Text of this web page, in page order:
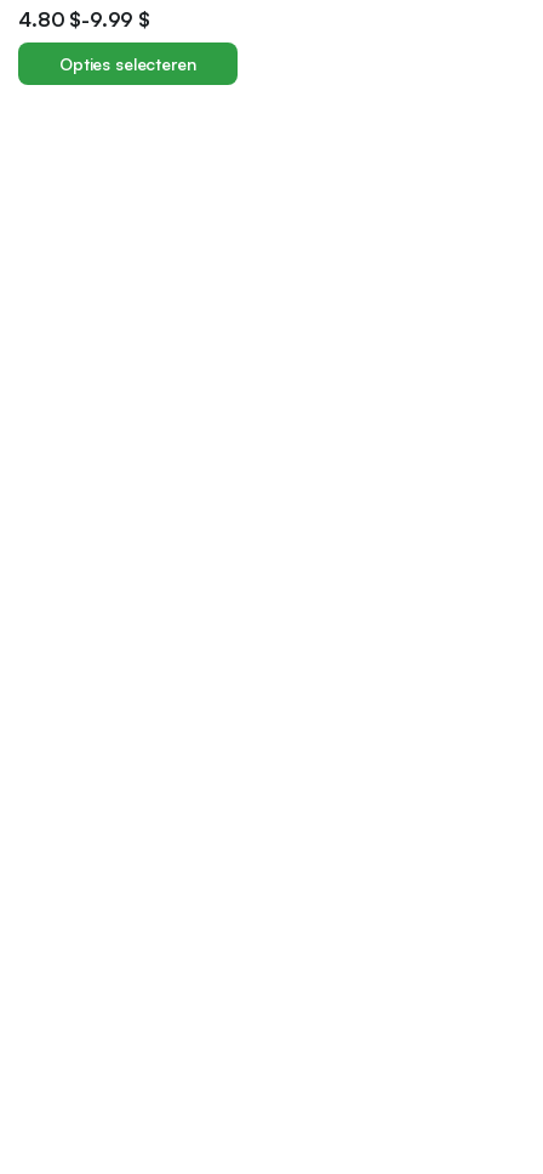
tieners
4.80 $-9.99 $
Opties selecteren